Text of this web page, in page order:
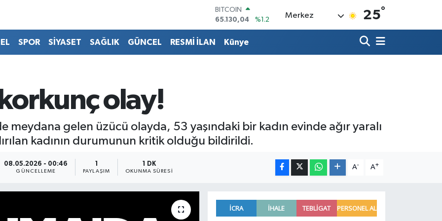
BITCOIN
65.130,04
%1.2
DOLAR
47,7106
Merkez 25°
SPOR SİYASET SAĞLIK GÜNCEL RESMİ İLAN Künye
olay!
meydana gelen üzücü olayda, 53 yaşındaki bir kadın evinde ağır yaralı
kadının durumunun kritik olduğu bildirildi.
08.05.2026 - 00:46
GÜNCELLEME
1
PAYLAŞIM
1 DK
OKUNMA SÜRESI
A- A+